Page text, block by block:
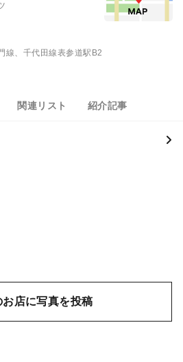
線、千代田線表参道駅B2
関連リスト 紹介記事
お店に写真を投稿